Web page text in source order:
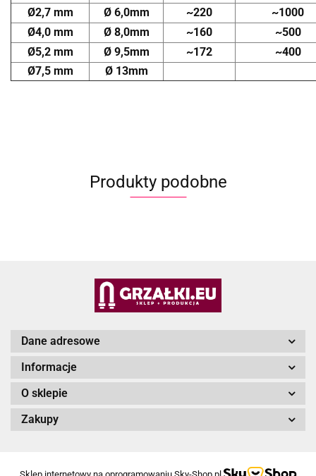
Ø2,7 mm
Ø 6,0mm ~220
~1000
Ø4,0 mm
Ø 8,0mm ~160
~500
Ø5,2 mm
Ø 9,5mm ~172
~400
Ø7,5 mm
Ø 13mm
Produkty podobne
Dane adresowe
Informacje
O sklepie
Zakupy